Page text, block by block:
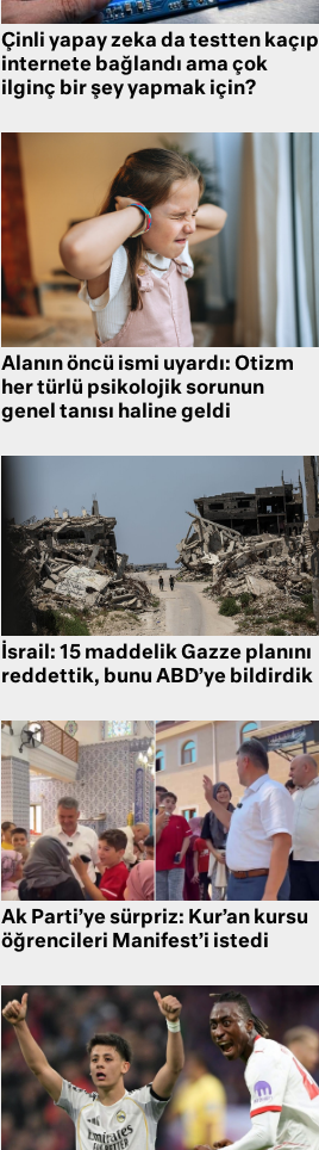
Çinli yapay zeka da testten kaçıp
internete bağlandı ama çok
ilginç bir şey yapmak için?
Alanın öncü ismi uyardı: Otizm
her türlü psikolojik sorunun
genel tanısı haline geldi
İsrail: 15 maddelik Gazze planını
reddettik, bunu ABD’ye bildirdik
Ak Parti’ye sürpriz: Kur’an kursu
öğrencileri Manifest’i istedi